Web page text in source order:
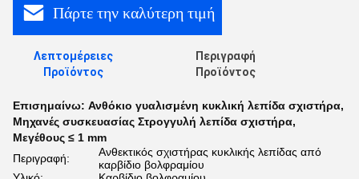
Πάρτε την καλύτερη τιμή
Λεπτομέρειες
Προϊόντος
Περιγραφή
Προϊόντος
Επισημαίνω: Ανθόκιο γυαλισμένη κυκλική λεπίδα σχιστήρα,
Μηχανές συσκευασίας Στρογγυλή λεπίδα σχιστήρα,
Μεγέθους ≤ 1 mm
Περιγραφή:
Ανθεκτικός σχιστήρας κυκλικής λεπίδας από
καρβίδιο βολφραμίου